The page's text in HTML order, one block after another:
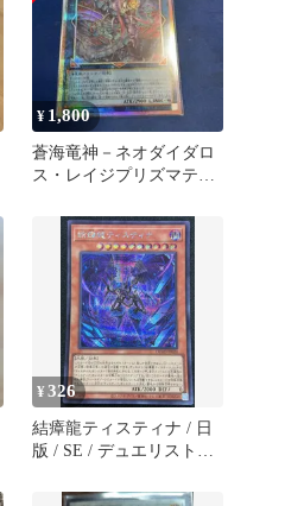
¥ 1,800
蒼海竜神－ネオダイダロ
ス・レイジプリズマティ
¥326
結瘴龍ティスティナ / 日
版 / SE / デュエリスト・
ADVANCE] / DUAD-